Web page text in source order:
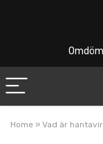
Home » Vad är